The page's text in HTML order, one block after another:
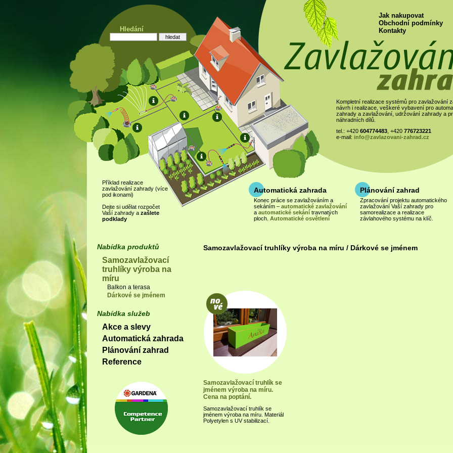
Hledání
Příklad realizace
zavlažování zahrady (více
pod ikonami)
Dejte si udělat rozpočet
Vaší zahrady a zašlete
podklady
Jak nakupovat
Obchodní podmínky
Kontakty
Kompletní realizace systémů pro zavlažování
návrh i realizace, veškeré vybavení pro
zahrady a zavlažování, udržování zahrady a
náhradních dílů.
tel.: +420 604774483 , +420 776723221
e-mail: info@zavlazovani-zahrad.cz
Automatická zahrada
Konec práce se zavlažováním a
sekáním – automatické zavlažování
a automatické sekání travnatých
ploch. Automatické osvětlení
Plánování zahrad
Zpracování projektu automatického
zavlažování Vaší zahrady pro
samorealizace a realizace
závlahového systému na klíč.
Samozavlažovací
truhlíky
Výroba na míru. Cenu
po zadání rozměrů.
Samozavlažovací truhlíky výroba na míru / Dárkové se jménem
Samozavlažovací truhlík se
jménem výroba na míru.
Cena na poptání.
Samozavlažovací truhlík se
jménem výroba na míru. Materiál
Polyetylen s UV stabilizací.
Nabídka produktů
Samozavlažovací
truhlíky výroba na
míru
Balkon a terasa
Dárkové se jménem
Nabídka služeb
Akce a slevy
Automatická zahrada
Plánování zahrad
Reference